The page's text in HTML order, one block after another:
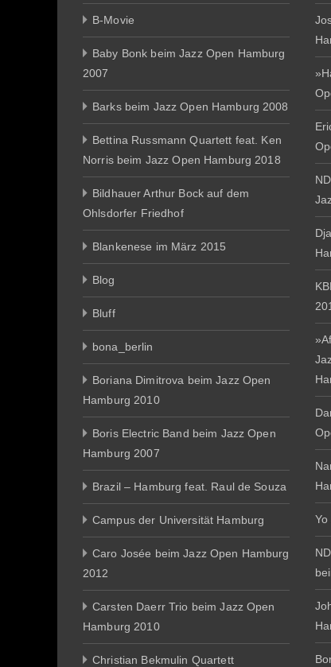
B-Movie
Baby Bonk beim Jazz Open Hamburg
2007
Barks beim Jazz Open Hamburg 2008
Bettina Russmann Quartett feat. Ken
Norris beim Jazz Open Hamburg 2018
Bildhauer Arthur Bock auf dem
Ohlsdorfer Friedhof
Blankenese im März 2015
Blog
Bluff
bona_berlin
Boriana Dimitrova beim Jazz Open
Hamburg 2010
Boris Electric Band beim Jazz Open
Hamburg 2007
Brazil – Hamburg feat. Raul de Souza
Campus der Universität Hamburg
Caro Josée beim Jazz Open Hamburg
2012
Carsten Daerr Trio beim Jazz Open
Hamburg 2010
Christian Bekmulin Quartett